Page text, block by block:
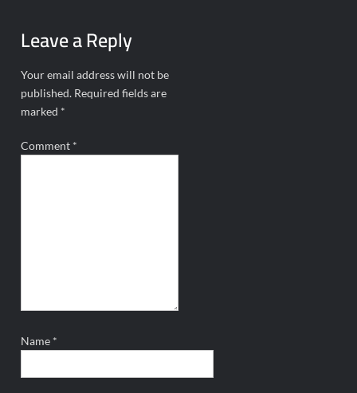
Leave a Reply
Your email address will not be
published. Required fields are
marked *
Comment *
Name *